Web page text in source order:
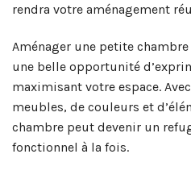
rendra votre aménagement
Aménager une petite
une belle opportunité
maximisant votre espace.
meubles, de couleurs et
chambre peut devenir un
fonctionnel à la fois.